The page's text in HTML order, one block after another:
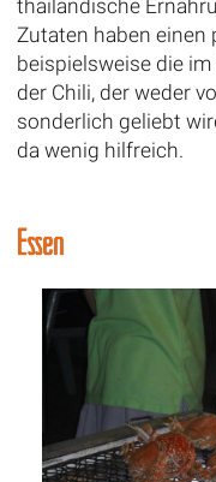
thailändische
Zutaten haben einen
beispielsweise die
der Chili, der weder
sonderlich geliebt
da wenig hilfreich.
Essen